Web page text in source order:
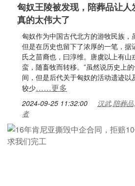
匈奴王陵被发现，陪葬品让
真的太伟大了
匈奴作为中国古代北方的游牧民族，
但是在历史也留下了浓厚的一笔，据
氏之苗裔也，曰淳维。唐虞以上有
蛮，随畜牧而转移。”虽然说历史上
间，但是后代关于匈奴的活动遗迹以
较少……更多
2024-09-25 11:32:00
汉武,陪葬
者